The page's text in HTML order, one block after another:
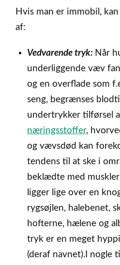
Hvis man er immobil,
af:
Vedvarende tryk: Når
underliggende væv
og en overflade som
seng, begrænses
undertrykker tilførsel
næringsstoffer,
og vævsdød kan
tendens til at ske i
beklædte med
ligger lige over en
rygsøjlen, halebenet,
hofterne, hælene og
tryk er en meget
(deraf navnet).I nogle